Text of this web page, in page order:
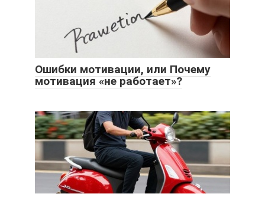
Ошибки мотивации, или Почему
мотивация «не работает»?